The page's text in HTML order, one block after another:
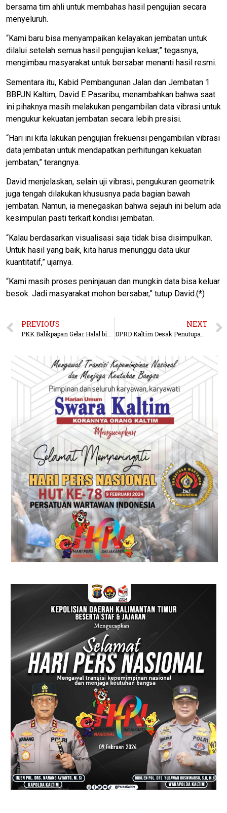
bersama tim ahli untuk membahas hasil pengujian secara
menyeluruh.
“Kami baru bisa menyampaikan kelayakan jembatan untuk
dilalui setelah semua hasil pengujian keluar,” tegasnya,
mengimbau masyarakat untuk bersabar menanti hasil resmi.
Sementara itu, Kabid Pembangunan Jalan dan Jembatan 1
BBPJN Kaltim, David E Pasaribu, menambahkan bahwa saat
ini pihaknya masih melakukan pengambilan data vibrasi untuk
mengukur kekuatan jembatan secara lebih presisi.
“Hari ini kita lakukan pengujian frekuensi pengambilan vibrasi
data jembatan untuk mendapatkan perhitungan kekuatan
jembatan,” terangnya.
David menjelaskan, selain uji vibrasi, pengukuran geometrik
juga tengah dilakukan khususnya pada bagian bawah
jembatan. Namun, ia menegaskan bahwa sejauh ini belum ada
kesimpulan pasti terkait kondisi jembatan.
“Kalau berdasarkan visualisasi saja tidak bisa disimpulkan.
Untuk hasil yang baik, kita harus menunggu data ukur
kuantitatif,” ujarnya.
“Kami masih proses peninjauan dan mungkin data bisa keluar
besok. Jadi masyarakat mohon bersabar,” tutup David.(*)
PREVIOUS
PKK Balikpapan Gelar Halal bihalal dan Resmikan Podcats
NEXT
DPRD Kaltim Desak Penutupan Total Jembatan Mahakam I, Soroti Keselamatan Usai 23 Kali Tabrakan